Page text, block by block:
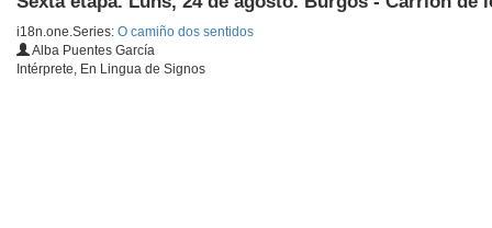
i18n.one.Series: O camiño dos sentidos
Alba Puentes García
Intérprete, En Lingua de Signos